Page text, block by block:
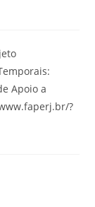
Apoio a
?